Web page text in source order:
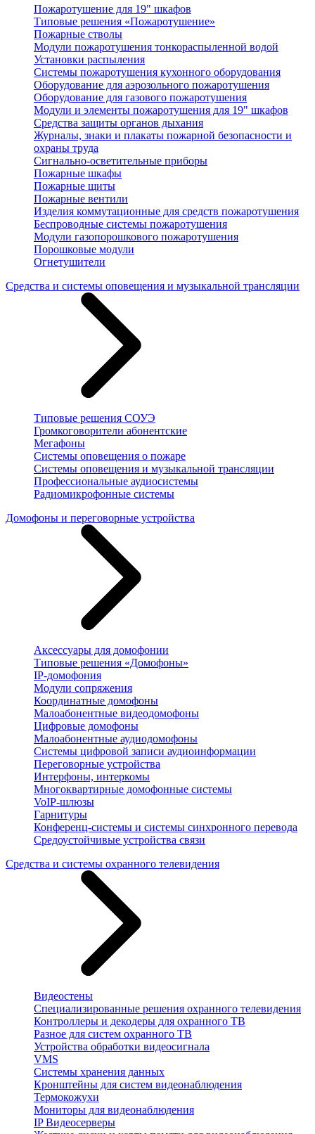
Пожаротушение для 19" шкафов
Типовые решения «Пожаротушение»
Пожарные стволы
Модули пожаротушения тонкораспыленной водой
Установки распыления
Системы пожаротушения кухонного оборудования
Оборудование для аэрозольного пожаротушения
Оборудование для газового пожаротушения
Модули и элементы пожаротушения для 19" шкафов
Средства защиты органов дыхания
Журналы, знаки и плакаты пожарной безопасности и
охраны труда
Сигнально-осветительные приборы
Пожарные шкафы
Пожарные щиты
Пожарные вентили
Изделия коммутационные для средств пожаротушения
Беспроводные системы пожаротушения
Модули газопорошкового пожаротушения
Порошковые модули
Огнетушители
Средства и системы оповещения и музыкальной трансляции
Типовые решения СОУЭ
Громкоговорители абонентские
Мегафоны
Системы оповещения о пожаре
Системы оповещения и музыкальной трансляции
Профессиональные аудиосистемы
Радиомикрофонные системы
Домофоны и переговорные устройства
Аксессуары для домофонии
Типовые решения «Домофоны»
IP-домофония
Модули сопряжения
Координатные домофоны
Малоабонентные видеодомофоны
Цифровые домофоны
Малоабонентные аудиодомофоны
Системы цифровой записи аудиоинформации
Переговорные устройства
Интерфоны, интеркомы
Многоквартирные домофонные системы
VoIP-шлюзы
Гарнитуры
Конференц-системы и системы синхронного перевода
Средоустойчивые устройства связи
Средства и системы охранного телевидения
Видеостены
Специализированные решения охранного телевидения
Контроллеры и декодеры для охранного ТВ
Разное для систем охранного ТВ
Устройства обработки видеосигнала
VMS
Системы хранения данных
Кронштейны для систем видеонаблюдения
Термокожухи
Мониторы для видеонаблюдения
IP Видеосерверы